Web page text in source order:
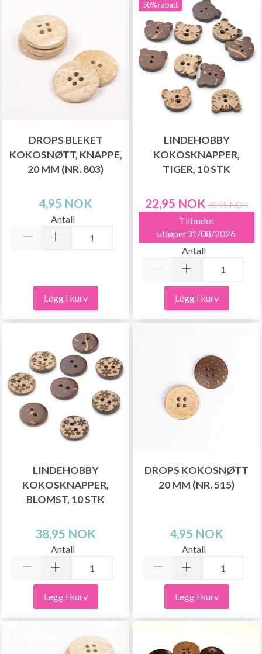
DROPS BLEKET
KOKOSNØTT, KNAPPE,
20 MM (NR. 803)
4,95 NOK
Antall
Legg i kurv
50% rabatt
LINDEHOBBY
KOKOSKNAPPER,
TIGER, 10 STK
22,95 NOK 45,95 NOK
Tilbudet
utløper31/08/2026
Antall
Legg i kurv
LINDEHOBBY
KOKOSKNAPPER,
BLOMST, 10 STK
38,95 NOK
Antall
Legg i kurv
DROPS KOKOSNØTT
20 MM (NR. 515)
4,95 NOK
Antall
Legg i kurv